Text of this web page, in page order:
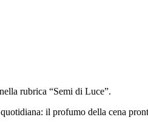
rubrica “Semi di Luce”.
il profumo della cena